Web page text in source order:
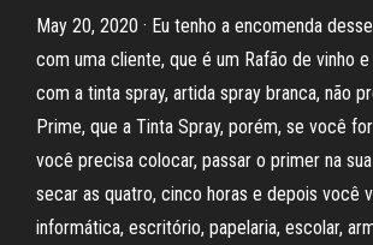
May 20, 2020 · Eu tenho a encomenda
com uma cliente, que é um Rafão de vinho
com a tinta spray, artida spray branca, não
Prime, que a Tinta Spray, porém, se você
você precisa colocar, passar o primer na
secar as quatro, cinco horas e depois você
informática, escritório, papelaria, escolar,